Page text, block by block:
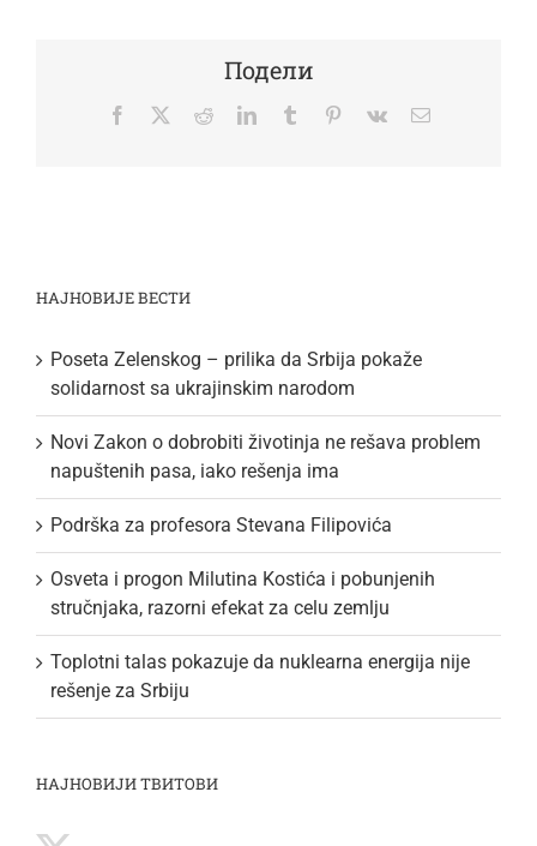
Подели
Facebook
TwitterRedditLinkedInTumblr Pinterest
Vk Email
НАЈНОВИЈЕ ВЕСТИ
Poseta Zelenskog – prilika da Srbija pokaže
solidarnost sa ukrajinskim narodom
Novi Zakon o dobrobiti životinja ne rešava problem
napuštenih pasa, iako rešenja ima
Podrška za profesora Stevana Filipovića
Osveta i progon Milutina Kostića i pobunjenih
stručnjaka, razorni efekat za celu zemlju
Toplotni talas pokazuje da nuklearna energija nije
rešenje za Srbiju
НАЈНОВИЈИ ТВИТОВИ